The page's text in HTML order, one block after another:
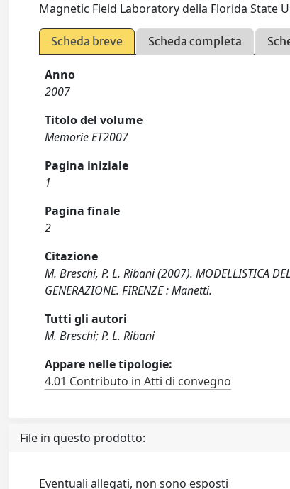
Magnetic Field Laboratory della Florida State
Scheda breve Scheda completa
Anno
2007
Titolo del volume
Memorie ET2007
Pagina iniziale
1
Pagina finale
2
Citazione
M. Breschi, P. L. Ribani (2007). MODELLISTICA
GENERAZIONE. FIRENZE : Manetti.
Tutti gli autori
M. Breschi; P. L. Ribani
Appare nelle tipologie:
4.01 Contributo in Atti di convegno
File in questo prodotto:
Eventuali allegati, non sono esposti